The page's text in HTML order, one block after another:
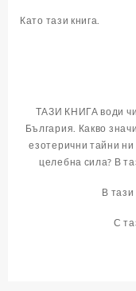
Като тази книга.
ТАЗИ КНИГА води
България. Какво
езотерични тайни ни
целебна сила? В
В тази
С